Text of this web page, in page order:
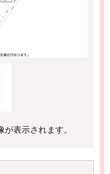
表示されます。